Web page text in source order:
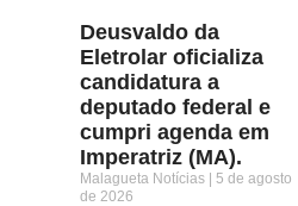
Deusvaldo da
Eletrolar oficializa
candidatura a
deputado federal e
cumpri agenda em
Imperatriz (MA).
Malagueta Notícias
5 de agosto
de 2026